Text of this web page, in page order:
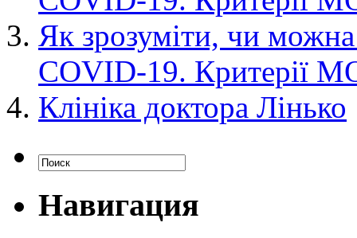
Як зрозуміти, чи
COVID-19. Критерії
Клініка доктора Лінько
Навигация